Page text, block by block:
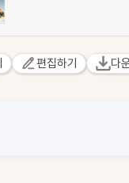
편집하기 다